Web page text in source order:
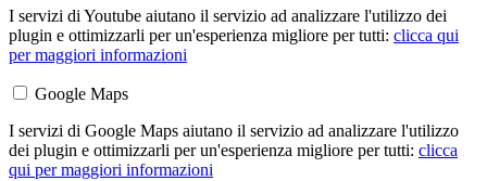
I servizi di Youtube aiutano il servizio ad analizzare l'utilizzo dei
plugin e ottimizzarli per un'esperienza migliore per tutti: clicca qui
per maggiori informazioni
Google Maps
I servizi di Google Maps aiutano il servizio ad analizzare l'utilizzo
dei plugin e ottimizzarli per un'esperienza migliore per tutti: clicca
qui per maggiori informazioni